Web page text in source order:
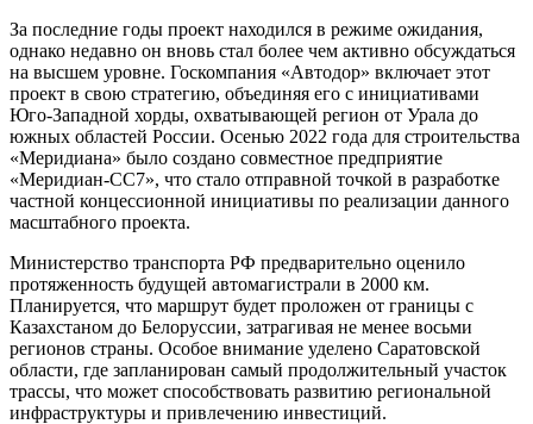
За последние годы проект находился в режиме ожидания,
однако недавно он вновь стал более чем активно обсуждаться
на высшем уровне. Госкомпания «Автодор» включает этот
проект в свою стратегию, объединяя его с инициативами
Юго-Западной хорды, охватывающей регион от Урала до
южных областей России. Осенью 2022 года для строительства
«Меридиана» было создано совместное предприятие
«Меридиан-СС7», что стало отправной точкой в разработке
частной концессионной инициативы по реализации данного
масштабного проекта.
Министерство транспорта РФ предварительно оценило
протяженность будущей автомагистрали в 2000 км.
Планируется, что маршрут будет проложен от границы с
Казахстаном до Белоруссии, затрагивая не менее восьми
регионов страны. Особое внимание уделено Саратовской
области, где запланирован самый продолжительный участок
трассы, что может способствовать развитию региональной
инфраструктуры и привлечению инвестиций.